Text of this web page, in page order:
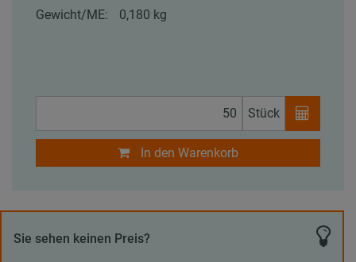
Gewicht/ME:
0,180 kg
Stück
In den Warenkorb
Sie sehen keinen Preis?